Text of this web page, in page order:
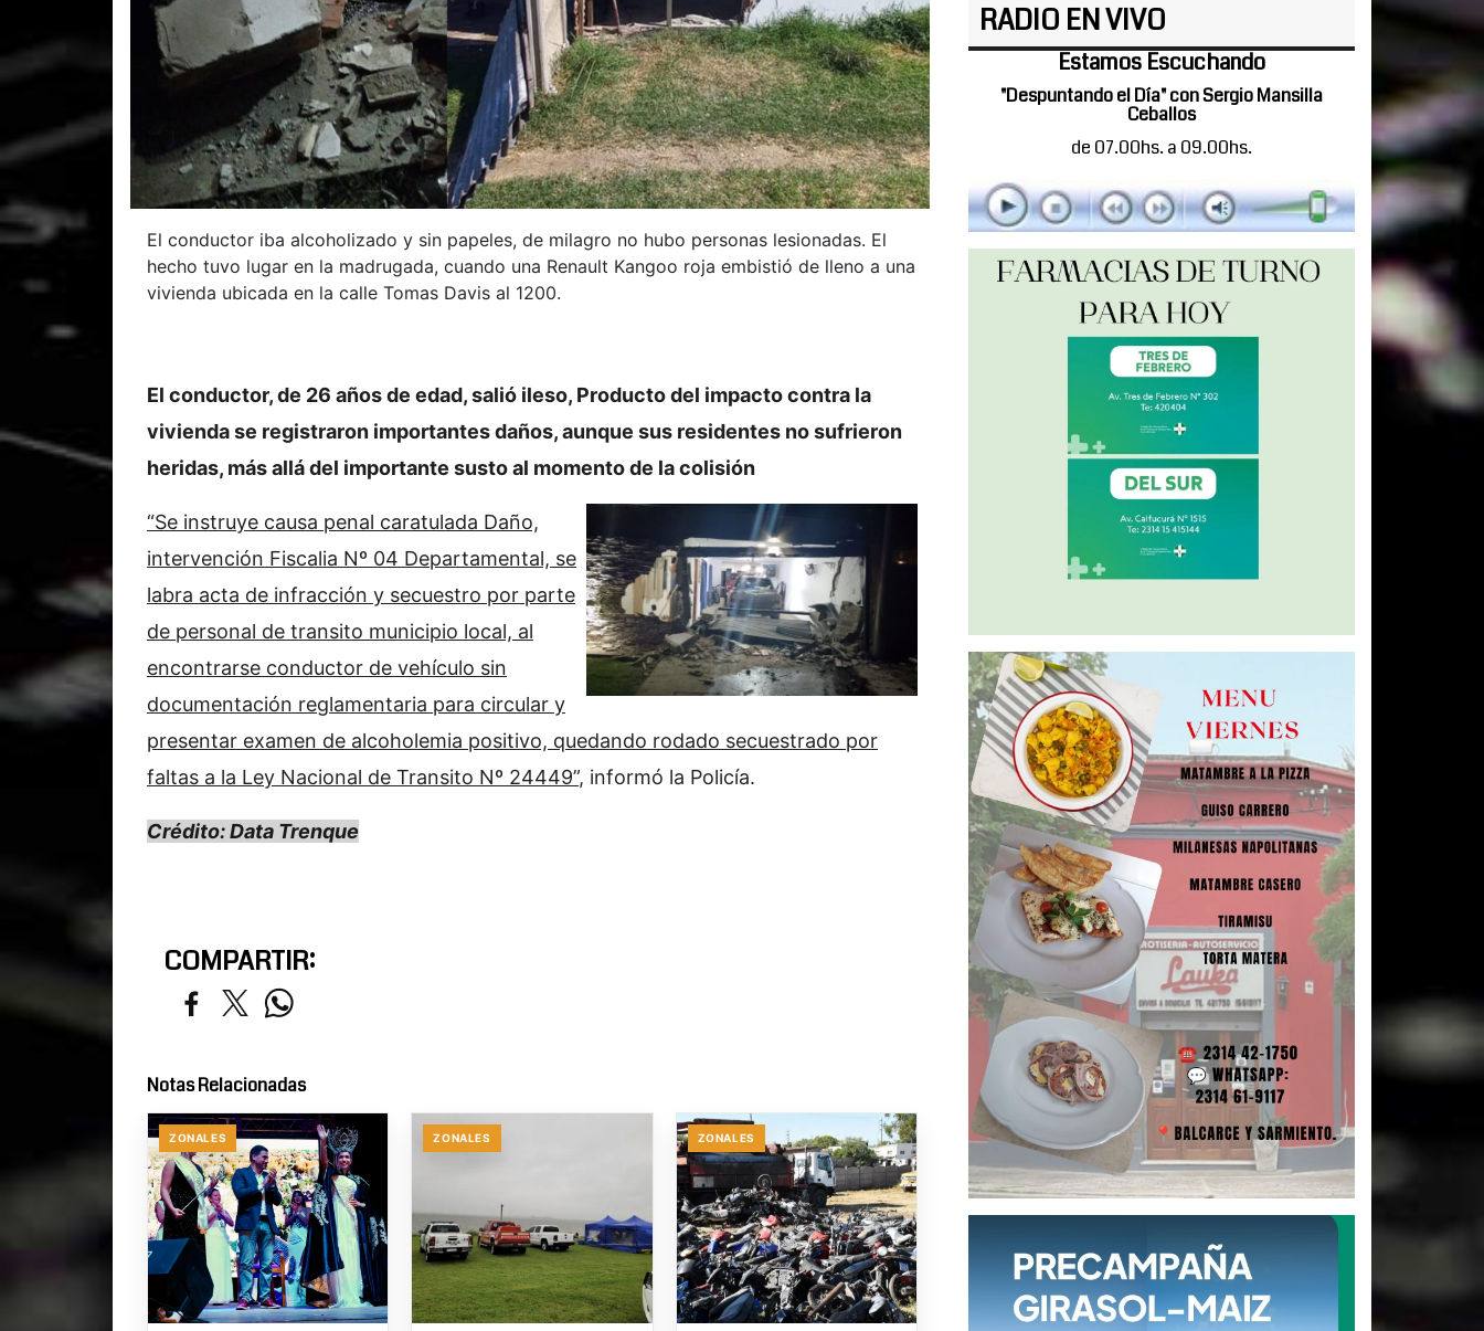
El conductor iba alcoholizado y sin papeles, de milagro no hubo personas lesionadas. El
hecho tuvo lugar en la madrugada, cuando una Renault Kangoo roja embistió de lleno a una
vivienda ubicada en la calle Tomas Davis al 1200.
El conductor, de 26 años de edad, salió ileso, Producto del impacto contra la
vivienda se registraron importantes daños, aunque sus residentes no sufrieron
heridas, más allá del importante susto al momento de la colisión
“Se instruye causa penal caratulada Daño,
intervención Fiscalia Nº 04 Departamental, se
labra acta de infracción y secuestro por parte
de personal de transito municipio local, al
encontrarse conductor de vehículo sin
documentación reglamentaria para circular y
presentar examen de alcoholemia positivo, quedando rodado secuestrado por
faltas a la Ley Nacional de Transito Nº 24449”, informó la Policía.
Crédito: Data Trenque
COMPARTIR:
Notas Relacionadas
ZONALES ZONALES ZONALES
RADIO EN VIVO
Estamos Escuchando
"Despuntando el Día" con Sergio Mansilla
Ceballos
de 07.00hs. a 09.00hs.